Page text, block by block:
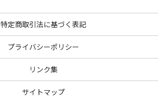
特定商取引法に基づく表記
プライバシーポリシー
リンク集
サイトマップ